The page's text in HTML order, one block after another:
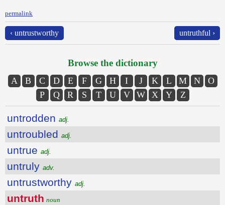
permalink
‹ untrustworthy untruthful ›
Browse the dictionary
A B C D E F G H I J K L M N
O
P
Q R S T U V W X Y Z
untrodden adj.
untroubled adj.
untrue adj.
untruly adv.
untrustworthy adj.
untruth noun